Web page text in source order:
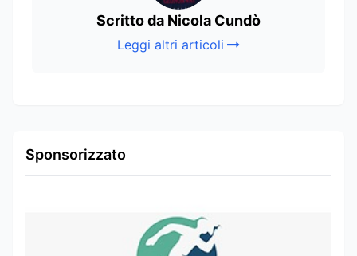
Scritto da Nicola Cundò
Leggi altri articoli
Sponsorizzato